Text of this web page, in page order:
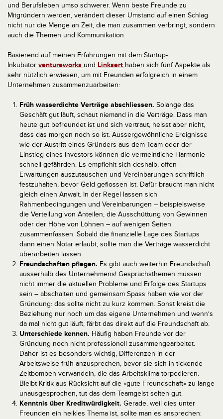
und Berufsleben umso schwerer. Wenn beste Freunde zu
Mitgründern werden, verändert dieser Umstand auf einen Schlag
nicht nur die Menge an Zeit, die man zusammen verbringt, sondern
auch die Themen und Kommunikation.
Basierend auf meinen Erfahrungen mit dem Startup-
Inkubator ventureworks und Linksert haben sich fünf Aspekte als
sehr nützlich erwiesen, um mit Freunden erfolgreich in einem
Unternehmen zusammenzuarbeiten:
Früh wasserdichte Verträge abschliessen. Solange das
Geschäft gut läuft, schaut niemand in die Verträge. Dass man
heute gut befreundet ist und sich vertraut, heisst aber nicht,
dass das morgen noch so ist. Aussergewöhnliche Ereignisse
wie der Austritt eines Gründers aus dem Team oder der
Einstieg eines Investors können die vermeintliche Harmonie
schnell gefährden. Es empfiehlt sich deshalb, offen
Erwartungen auszutauschen und Vereinbarungen schriftlich
festzuhalten, bevor Geld geflossen ist. Dafür braucht man nicht
gleich einen Anwalt. In der Regel lassen sich
Rahmenbedingungen und Vereinbarungen – beispielsweise
die Verteilung von Anteilen, die Ausschüttung von Gewinnen
oder der Höhe von Löhnen – auf wenigen Seiten
zusammenfassen. Sobald die finanzielle Lage des Startups
dann einen Notar erlaubt, sollte man die Verträge wasserdicht
überarbeiten lassen.
Freundschaften pflegen. Es gibt auch weiterhin Freundschaft
ausserhalb des Unternehmens! Gesprächsthemen müssen
nicht immer die aktuellen Probleme und Erfolge des Startups
sein – abschalten und gemeinsam Spass haben wie vor der
Gründung: das sollte nicht zu kurz kommen. Sonst kreist die
Beziehung nur noch um das eigene Unternehmen und wenn‘s
da mal nicht gut läuft, färbt das direkt auf die Freundschaft ab.
Unterschiede kennen. Häufig haben Freunde vor der
Gründung noch nicht professionell zusammengearbeitet.
Daher ist es besonders wichtig, Differenzen in der
Arbeitsweise früh anzusprechen, bevor sie sich in tickende
Zeitbomben verwandeln, die das Arbeitsklima torpedieren.
Bleibt Kritik aus Rücksicht auf die «gute Freundschaft» zu lange
unausgesprochen, tut das dem Teamgeist selten gut.
Kenntnis über Kreditwürdigkeit. Gerade, weil dies unter
Freunden ein heikles Thema ist, sollte man es ansprechen: